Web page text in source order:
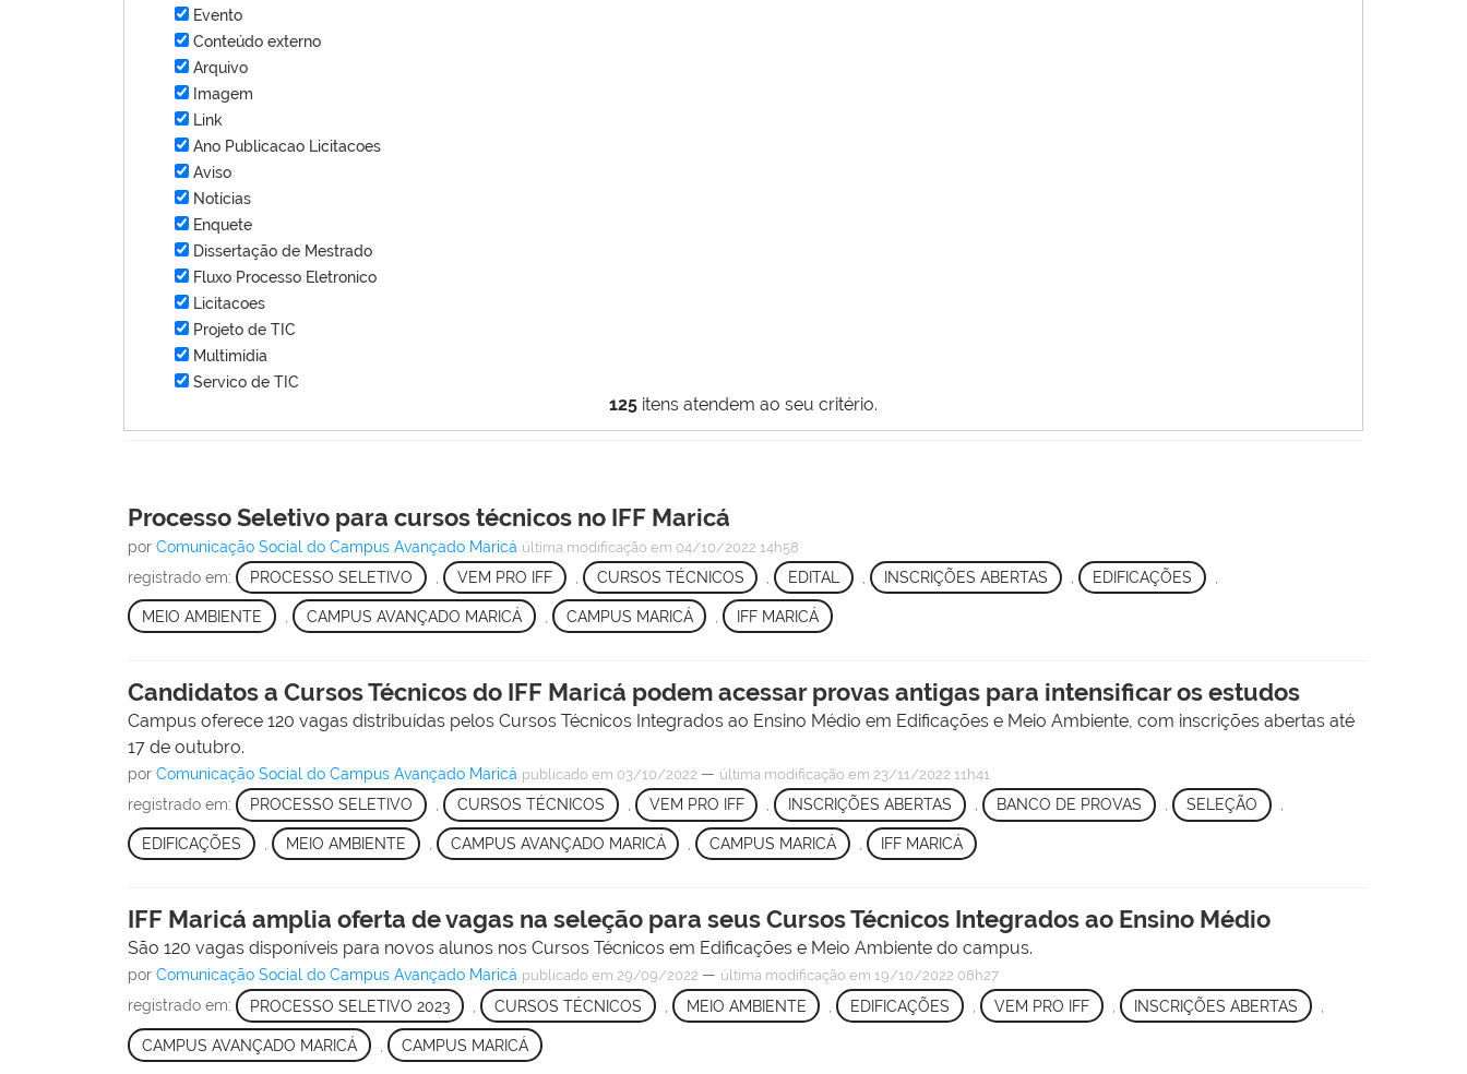
125 itens atendem ao seu critério.
Evento
Conteúdo externo
Arquivo
Imagem
Link
Ano Publicacao Licitacoes
Aviso
Notícias
Enquete
Dissertação de Mestrado
Fluxo Processo Eletronico
Licitacoes
Projeto de TIC
Multimídia
Servico de TIC
Processo Seletivo para cursos técnicos no IFF Maricá
porComunicação Social do Campus Avançado Maricá última modificação em 04/10/2022 14h58
registrado em: PROCESSO SELETIVO VEM PRO IFF CURSOS TÉCNICOS , EDITAL , INSCRIÇÕES ABERTAS EDIFICAÇÕES
MEIO AMBIENTE CAMPUS AVANÇADO MARICÁ CAMPUS MARICÁ , IFF MARICÁ
Candidatos a Cursos Técnicos do IFF Maricá podem acessar provas antigas para intensificar os estudos
Campus oferece 120 vagas distribuídas pelos Cursos Técnicos Integrados ao Ensino Médio em Edificações e Meio Ambiente, com inscrições abertas até
17 de outubro.
porComunicação Social do Campus Avançado Maricá publicado em 03/10/2022 — última modificação em 23/11/2022 11h41
registrado em: PROCESSO SELETIVO , CURSOS TÉCNICOS , VEM PRO IFF , INSCRIÇÕES ABERTAS , BANCO DE PROVAS , SELEÇÃO ,
EDIFICAÇÕES MEIO AMBIENTE CAMPUS AVANÇADO MARICÁ , CAMPUS MARICÁ , IFF MARICÁ
IFF Maricá amplia oferta de vagas na seleção para seus Cursos Técnicos Integrados ao Ensino Médio
São 120 vagas disponíveis para novos alunos nos Cursos Técnicos em Edificações e Meio Ambiente do campus.
porComunicação Social do Campus Avançado Maricá publicado em 29/09/2022 — última modificação em 19/10/2022 08h27
registrado em: PROCESSO SELETIVO 2023 CURSOS TÉCNICOS MEIO AMBIENTE , EDIFICAÇÕES , VEM PRO IFF INSCRIÇÕES ABERTAS
CAMPUS AVANÇADO MARICÁ CAMPUS MARICÁ